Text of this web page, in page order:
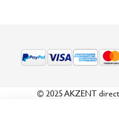
© 2025 AKZENT